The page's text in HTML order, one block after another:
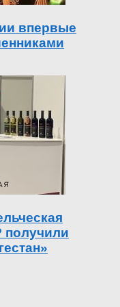
впервые
получили